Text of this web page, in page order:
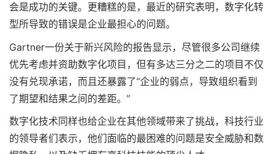
会是成功的关键。更糟糕的是，最近的研究表明，数字化转
型所导致的错误是企业最担心的问题。
Gartner一份关于新兴风险的报告显示，尽管很多公司继续
优先考虑并资助数字化项目，但有多达三分之二的项目不仅
没有兑现承诺，而且还暴露了“企业的弱点，导致组织看到
了期望和结果之间的差距。”
数字化技术同样也给企业在其他领域带来了挑战，科技行业
的领导者们表示，他们面临的最困难的问题是安全威胁和数